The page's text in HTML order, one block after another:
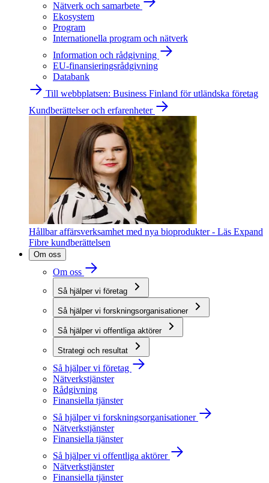
Nätverk och samarbete
Ekosystem
Program
Internationella program och nätverk
Information och rådgivning
EU-finansieringsrådgivning
Databank
Till webbplatsen: Business Finland för utländska företag
Kundberättelser och erfarenheter
Hållbar affärsverksamhet med nya bioprodukter - Läs Expand
Fibre kundberättelsen
Om oss
Om oss
Så hjälper vi företag
Så hjälper vi forskningsorganisationer
Så hjälper vi offentliga aktörer
Strategi och resultat
Så hjälper vi företag
Nätverkstjänster
Rådgivning
Finansiella tjänster
Så hjälper vi forskningsorganisationer
Nätverkstjänster
Finansiella tjänster
Så hjälper vi offentliga aktörer
Nätverkstjänster
Finansiella tjänster